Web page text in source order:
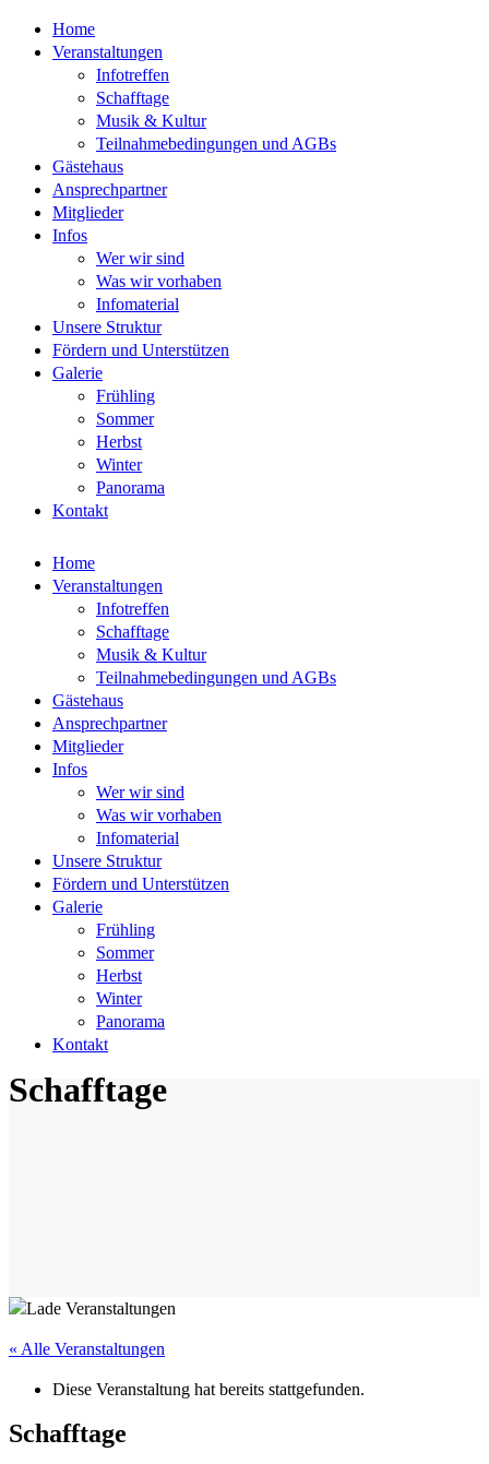
Home
Veranstaltungen
Infotreffen
Schafftage
Musik & Kultur
Teilnahmebedingungen und AGBs
Gästehaus
Ansprechpartner
Mitglieder
Infos
Wer wir sind
Was wir vorhaben
Infomaterial
Unsere Struktur
Fördern und Unterstützen
Galerie
Frühling
Sommer
Herbst
Winter
Panorama
Kontakt
Home
Veranstaltungen
Infotreffen
Schafftage
Musik & Kultur
Teilnahmebedingungen und AGBs
Gästehaus
Ansprechpartner
Mitglieder
Infos
Wer wir sind
Was wir vorhaben
Infomaterial
Unsere Struktur
Fördern und Unterstützen
Galerie
Frühling
Sommer
Herbst
Winter
Panorama
Kontakt
Schafftage
« Alle Veranstaltungen
Diese Veranstaltung hat bereits stattgefunden.
Schafftage